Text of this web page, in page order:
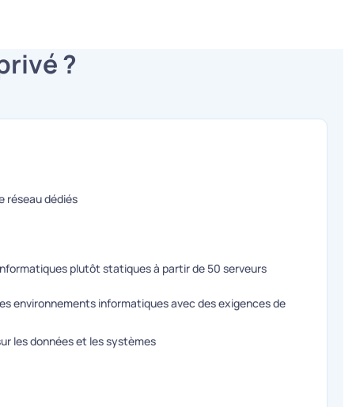
?
réseau dédiés
plutôt statiques à partir de 50 serveurs
environnements informatiques avec des exigences de
les données et les systèmes